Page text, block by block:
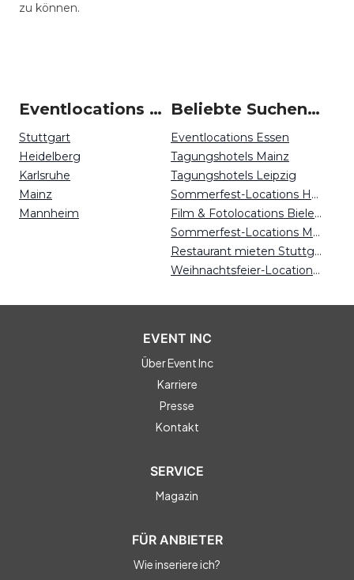
zu können.
Eventlocations um Kaiserslautern
Stuttgart
Heidelberg
Karlsruhe
Mainz
Mannheim
Beliebte Suchen auf Event Inc
Eventlocations Essen
Tagungshotels Mainz
Tagungshotels Leipzig
Sommerfest-Locations Hannover
Film & Fotolocations Bielefeld
Sommerfest-Locations Magdeburg
Restaurant mieten Stuttgart
Weihnachtsfeier-Locations Dresden
EVENT INC
Über Event Inc
Karriere
Presse
Kontakt
SERVICE
Magazin
FÜR ANBIETER
Wie inseriere ich?